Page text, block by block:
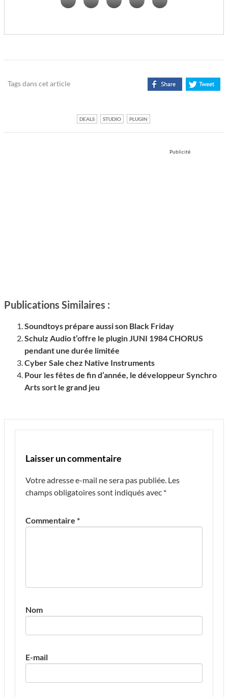
Tags dans cet article
DEALS STUDIO PLUGIN
Publicité
Publications Similaires :
Soundtoys prépare aussi son Black Friday
Schulz Audio t’offre le plugin JUNI 1984 CHORUS
pendant une durée limitée
Cyber Sale chez Native Instruments
Pour les fêtes de fin d’année, le développeur Synchro
Arts sort le grand jeu
Laisser un commentaire
Votre adresse e-mail ne sera pas publiée. Les
champs obligatoires sont indiqués avec *
Commentaire *
Nom
E-mail